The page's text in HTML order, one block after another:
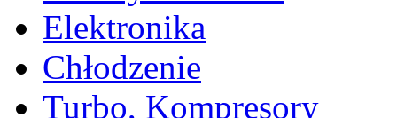
Elektronika
Chłodzenie
Turbo, Kompresory